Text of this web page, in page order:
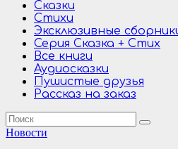
Сказки
Стихи
Эксклюзивные
Серия Сказка + Стих
Все книги
Аудиосказки
Пушистые друзья
Рассказ на заказ
Новости